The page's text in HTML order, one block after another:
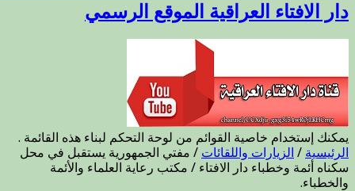
دار الافتاء العراقية الموقع الرسمي
يمكنك إستخدام خاصية القوائم من لوحة التحكم لبناء هذه القائمة .
الرئيسية / الزيارات واللقائات / مفتي الجمهورية يستقبل في محل
سكناه أئمة وخطباء دار الافتاء / مكتب رعاية العلماء والأئمة
والخطباء.